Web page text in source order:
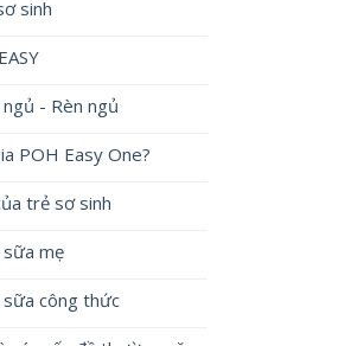
sinh
- Rèn ngủ
POH Easy One?
trẻ sơ sinh
sữa mẹ
sữa công thức